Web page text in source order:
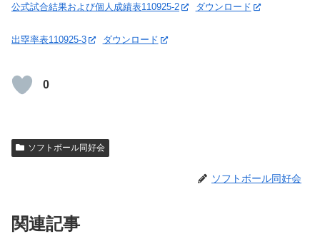
公式試合結果および個人成績表110925-2 ダウンロード
出塁率表110925-3 ダウンロード
0
ソフトボール同好会
ソフトボール同好会
関連記事